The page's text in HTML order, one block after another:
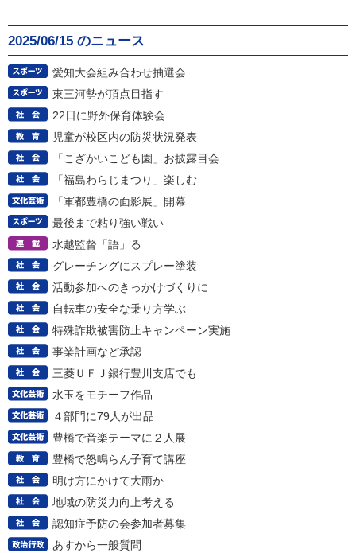
2025/06/15 のニュース
愛知大会組み合わせ抽選会
東三河勢が頂点目指す
22日に野外保育体験会
児童が校区内の防災状況発表
「こざかいこども園」お披露目会
「福島わらじまつり」楽しむ
「軍都豊橋の面影展」開幕
最後まで粘り強い戦い
水越監督「語」る
グレーチングにスプレー塗装
活動参加へのきっかけづくりに
自転車の安全な乗り方学ぶ
特殊詐欺被害防止キャンペーン実施
事業計画など承認
三菱ＵＦＪ銀行豊川支店でも
水玉をモチーフ作品
４部門に79人が出品
豊橋で音楽テーマに２人展
豊橋で怒鳴らん子育て講座
明け方にかけて大雨か
地域の防災力向上考える
認知症予防の会参加者募集
あすから一般質問